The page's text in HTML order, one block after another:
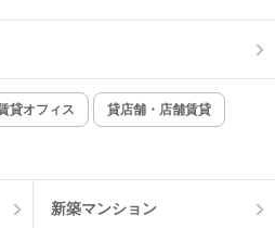
貸オフィス 貸店舗・店舗賃貸
新築マンション